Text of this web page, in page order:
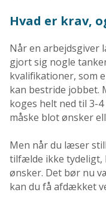
Hvad er krav,
Når en arbejdsgiver
gjort sig nogle
kvalifikationer, som
kan bestride jobbet.
koges helt ned til 3-
måske blot ønsker
Men når du læser
tilfælde ikke tydeligt,
ønsker. Det bør nu
kan du få afdækket